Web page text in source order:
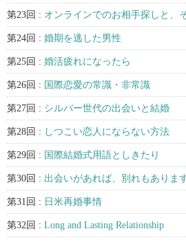
第23回 : オンラインでのお相手探しと、
第24回 : 婚期を逃した男性
第25回 : 婚活疲れになったら
第26回 : 国際恋愛の常識・非常識
第27回 : シルバー世代の出会いと結婚
第28回 : しつこい恋人にならない方法
第29回 : 国際結婚式用語としきたり
第30回 : 出会いがあれば、別れもありま
第31回 : 日米再婚事情
第32回 : Long and Lasting Relationship